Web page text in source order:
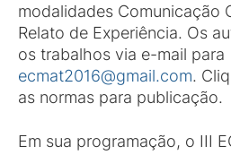
modalidades Comunicação
Relato de Experiência. Os
os trabalhos via e-mail para
ecmat2016@gmail.com.
as normas para publicação.
Em sua programação, o III